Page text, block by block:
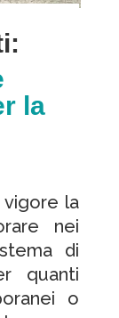
la
vigore la
nei
di
quanti
o